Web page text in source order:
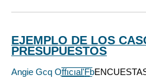
EJEMPLO DE LOS
PRESUPUESTOS
Angie Gcq Of̲̲̅̅fı̲̲̅̅c̲̲̅̅ı̲̲̅̅a̲̲̅̅l̲̲̅̅'̲̲̅̅F̲̲̅̅b